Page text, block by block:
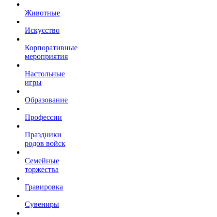
Животные
Искусство
Корпоративные
мероприятия
Настольные
игры
Образование
Профессии
Праздники
родов войск
Семейные
торжества
Гравировка
Сувениры